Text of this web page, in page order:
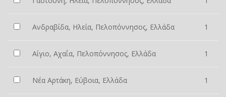
Ανδραβίδα, Ηλεία, Πελοπόννησος, Ελλάδα 1
Αίγιο, Αχαΐα, Πελοπόννησος, Ελλάδα 1
Νέα Αρτάκη, Εύβοια, Ελλάδα 1